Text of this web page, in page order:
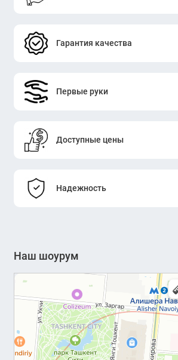
Гарантия качества
Первые руки
Доступные цены
Надежность
Наш шоурум